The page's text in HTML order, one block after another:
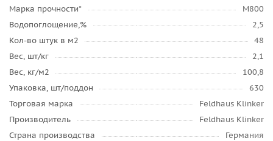
Марка прочности*
М800
Водопоглощение,%
2,5
Кол-во штук в м2
48
Вес, шт/кг
2,1
Вес, кг/м2
100,8
Упаковка, шт/поддон
630
Торговая марка
Feldhaus Klinker
Производитель
Feldhaus Klinker
Страна производства
Германия